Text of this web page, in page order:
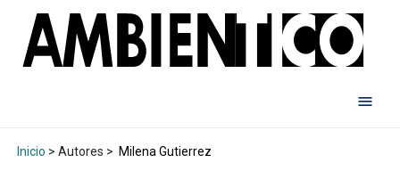
Inicio > Autores > Milena Gutierrez